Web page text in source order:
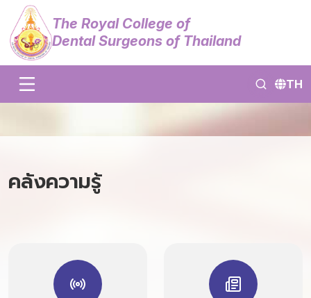
The Royal College of
Dental Surgeons of Thailand
TH
คลังความรู้